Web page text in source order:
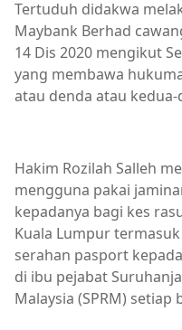
Tertuduh didakwa
Maybank Berhad
14 Dis 2020 mengikut
yang membawa
atau denda atau
Hakim Rozilah Salleh
mengguna pakai
kepadanya bagi kes
Kuala Lumpur
serahan pasport
di ibu pejabat
Malaysia (SPRM) setiap